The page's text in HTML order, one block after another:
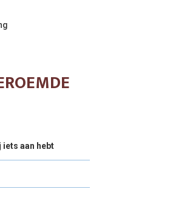
iets aan hebt